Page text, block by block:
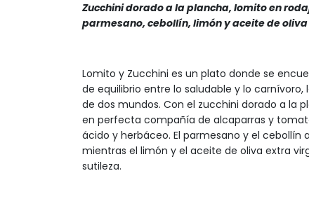
Zucchini dorado a la plancha, lomito en
parmesano, cebollín, limón y aceite de
Lomito y Zucchini es un plato donde se
de equilibrio entre lo saludable y lo
de dos mundos. Con el zucchini dorado a la
en perfecta compañía de alcaparras y
ácido y herbáceo. El parmesano y el
mientras el limón y el aceite de oliva extra
sutileza.